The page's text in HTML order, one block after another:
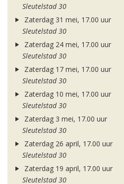
Sleutelstad 30
Zaterdag 31 mei, 17.00 uur
Sleutelstad 30
Zaterdag 24 mei, 17.00 uur
Sleutelstad 30
Zaterdag 17 mei, 17.00 uur
Sleutelstad 30
Zaterdag 10 mei, 17.00 uur
Sleutelstad 30
Zaterdag 3 mei, 17.00 uur
Sleutelstad 30
Zaterdag 26 april, 17.00 uur
Sleutelstad 30
Zaterdag 19 april, 17.00 uur
Sleutelstad 30